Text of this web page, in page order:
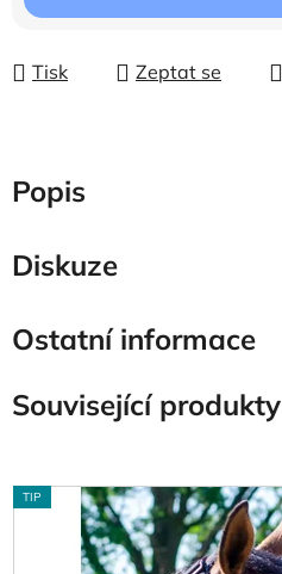
Tisk Zeptat se
Popis
Diskuze
Ostatní informace
Související produkty
TIP